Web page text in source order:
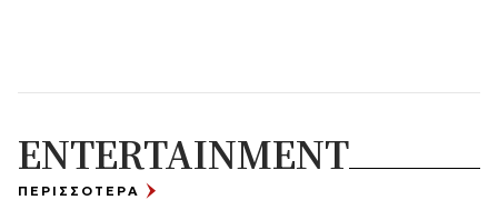
ENTERTAINMENT
ΠΕΡΙΣΣΟΤΕΡΑ